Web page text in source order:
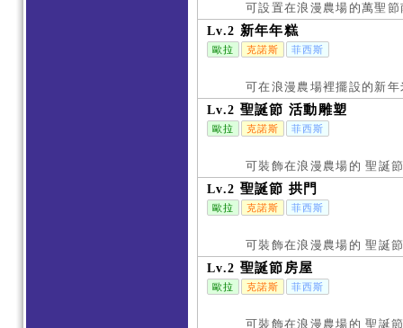
可設置在浪漫農場的萬聖
Lv.2 新年年糕
歐拉 克諾斯 菲西斯
可在浪漫農場裡擺設的新
Lv.2 聖誕節 活動雕塑
歐拉 克諾斯 菲西斯
可裝飾在浪漫農場的 聖誕
Lv.2 聖誕節 拱門
歐拉 克諾斯 菲西斯
可裝飾在浪漫農場的 聖誕
Lv.2 聖誕節房屋
歐拉 克諾斯 菲西斯
可裝飾在浪漫農場的 聖誕